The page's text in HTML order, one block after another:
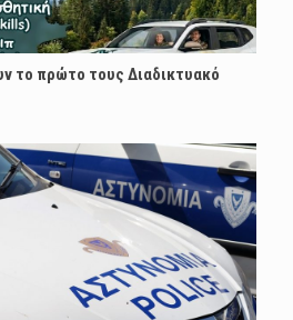
το πρώτο τους Διαδικτυακό